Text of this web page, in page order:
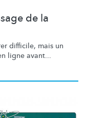
de la
difficile, mais un
ligne avant...